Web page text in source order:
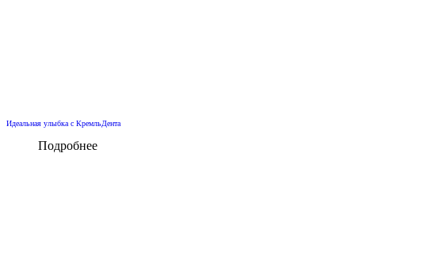
Идеальная улыбка с КремльДента
Подробнее